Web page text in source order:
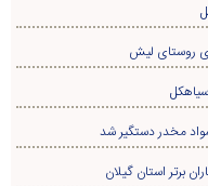
روستای لیش
برتر استان گیلان